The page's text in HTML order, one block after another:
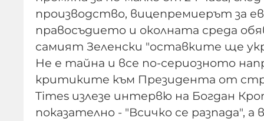
производство, вицепремиерът за
правосъдието и околната среда
самият Зеленски "оставките ще
Не е тайна и все по-сериозното
критиките към Президента от
Times излезе интервю на Богдан
показателно - "Всичко се